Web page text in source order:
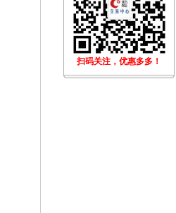
扫码关注，优惠多多！